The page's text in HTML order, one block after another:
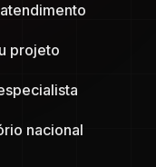
projeto
nacional